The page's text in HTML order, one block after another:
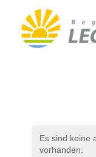
Es sind keine
vorhanden.